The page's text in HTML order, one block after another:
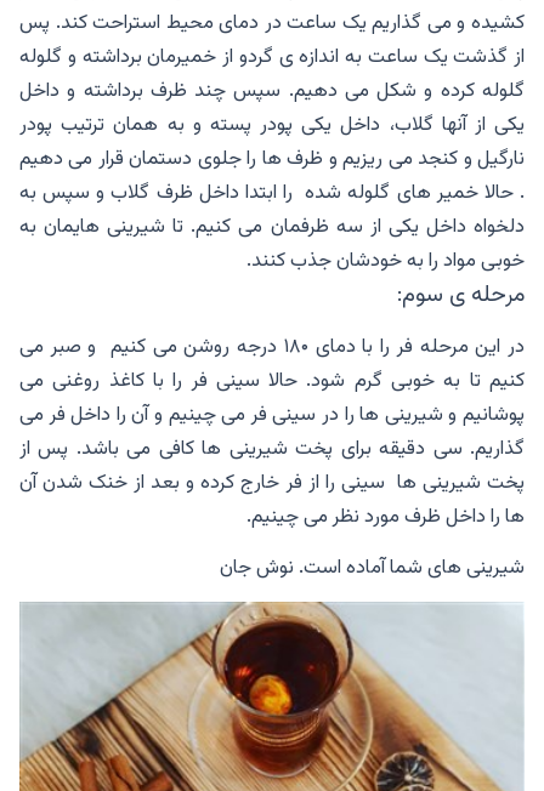
کشیده و می گذاریم یک ساعت در دمای محیط استراحت کند. پس
از گذشت یک ساعت به اندازه ی گردو از خمیرمان برداشته و گلوله
گلوله کرده و شکل می دهیم. سپس چند ظرف برداشته و داخل
یکی از آنها گلاب، داخل یکی پودر پسته و به همان ترتیب پودر
نارگیل و کنجد می ریزیم و ظرف ها را جلوی دستمان قرار می دهیم
. حالا خمیر های گلوله شده را ابتدا داخل ظرف گلاب و سپس به
دلخواه داخل یکی از سه ظرفمان می کنیم. تا شیرینی هایمان به
خوبی مواد را به خودشان جذب کنند.
مرحله ی سوم:
در این مرحله فر را با دمای ۱۸۰ درجه روشن می کنیم و صبر می
کنیم تا به خوبی گرم شود. حالا سینی فر را با کاغذ روغنی می
پوشانیم و شیرینی ها را در سینی فر می چینیم و آن را داخل فر می
گذاریم. سی دقیقه برای پخت شیرینی ها کافی می باشد. پس از
پخت شیرینی ها سینی را از فر خارج کرده و بعد از خنک شدن آن
ها را داخل ظرف مورد نظر می چینیم.
شیرینی های شما آماده است. نوش جان